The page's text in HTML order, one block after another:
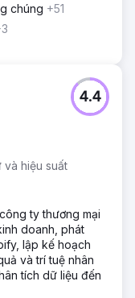
chúng +51
hiệu suất
4.4
ty thương mại
doanh, phát
lập kế hoạch
và trí tuệ nhân
tích dữ liệu đến